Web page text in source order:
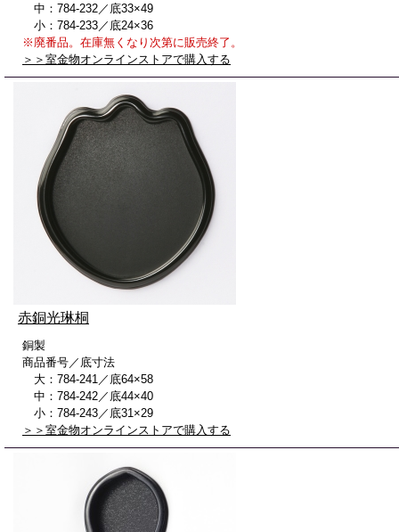
中：784-232／底33×49
小：784-233／底24×36
※廃番品。在庫無くなり次第に販売終了。
＞＞室金物オンラインストアで購入する
赤銅光琳桐
銅製
商品番号／底寸法
大：784-241／底64×58
中：784-242／底44×40
小：784-243／底31×29
＞＞室金物オンラインストアで購入する